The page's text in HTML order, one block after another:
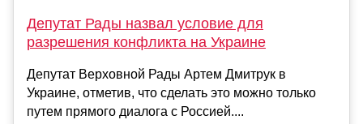
Депутат Рады назвал условие для
разрешения конфликта на Украине
Депутат Верховной Рады Артем Дмитрук в
Украине, отметив, что сделать это можно только
путем прямого диалога с Россией....